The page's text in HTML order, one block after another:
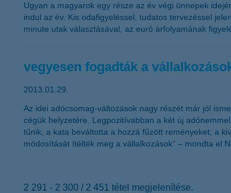
Ugyan a magyarok egy része az év végi ünnepek
indul az év. Kis odafigyeléssel, tudatos tervezéssel
minute utak választásával, az euró árfolyamának
vegyesen fogadták a
2013.01.29.
Az idei adócsomag-változások nagy részét már jól
cégük helyzetére. Legpozitívabban a két új
tűnik, a kata beváltotta a hozzá fűzött reményeket, a
módosítását ítélték meg a vállalkozások” – mondta el
2 291 - 2 300 / 2 451 tétel megjelenítése.